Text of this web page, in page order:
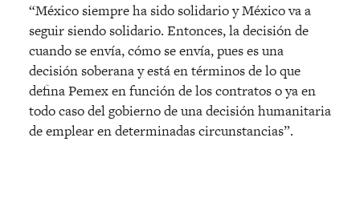
“México siempre ha sido solidario y México va a
seguir siendo solidario. Entonces, la decisión de
cuando se envía, cómo se envía, pues es una
decisión soberana y está en términos de lo que
defina Pemex en función de los contratos o ya en
todo caso del gobierno de una decisión humanitaria
de emplear en determinadas circunstancias”.